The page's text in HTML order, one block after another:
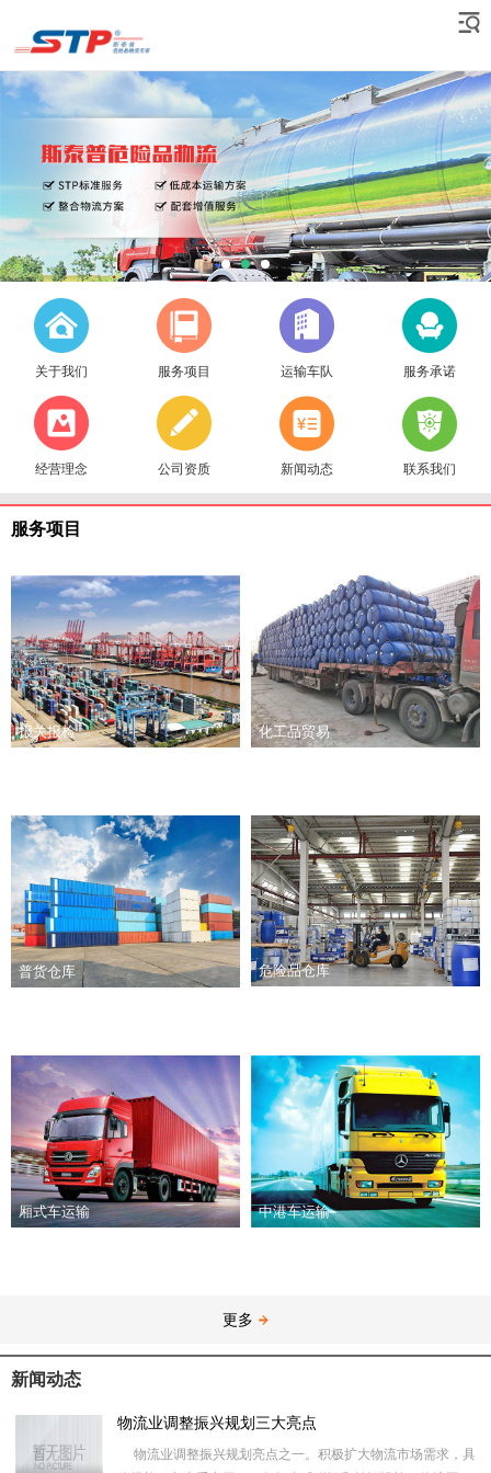
关于我们 服务项目 运输车队 服务承诺
经营理念 公司资质 新闻动态 联系我们
服务项目
报关报检 化工品贸易
普货仓库 危险品仓库
厢式车运输 中港车运输
更多
新闻动态
物流业调整振兴规划三大亮点
物流业调整振兴规划亮点之一。积极扩大物流市场需求，具